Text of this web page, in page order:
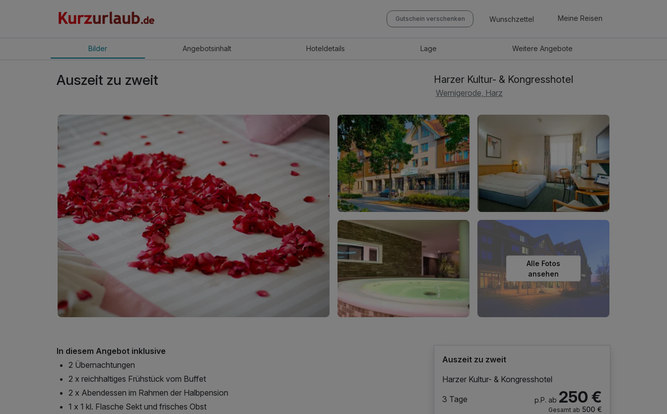
Gutschein verschenken Wunschzettel Meine Reisen
Bilder Angebotsinhalt Hoteldetails Lage WeitereAngebote
Auszeit zu zweit Harzer Kultur- & Kongresshotel
Wernigerode, Harz
Alle Fotos
ansehen
In diesem Angebot inklusive
2 Übernachtungen
2 x reichhaltiges Frühstück vom Buffet
2 x Abendessen im Rahmen der Halbpension
1 x 1 kl. Flasche Sekt und frisches Obst
Auszeit zu zweit
Harzer Kultur- & Kongresshotel
3 Tage
p.P. ab 250 €
Gesamt ab 500 €